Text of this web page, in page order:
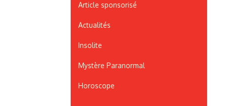
Article sponsorisé
Actualités
Insolite
Mystère Paranormal
Horoscope